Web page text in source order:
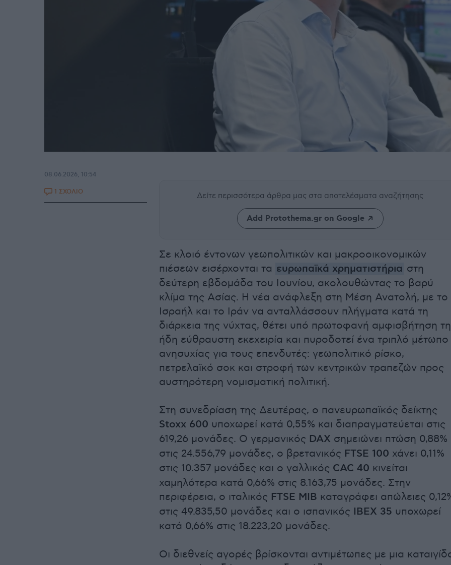
Δείτε περισσότερα άρθρα μας στα αποτελέσματα αναζήτησης
Add Protothema.gr on Google
Σε κλοιό έντονων γεωπολιτικών και μακροοικονομικών
πιέσεων εισέρχονται τα ευρωπαϊκά χρηματιστήρια στη
δεύτερη εβδομάδα του Ιουνίου, ακολουθώντας το βαρύ
κλίμα της Ασίας. Η νέα ανάφλεξη στη Μέση Ανατολή, με το
Ισραήλ και το Ιράν να ανταλλάσσουν πλήγματα κατά τη
διάρκεια της νύχτας, θέτει υπό πρωτοφανή αμφισβήτηση
ήδη εύθραυστη εκεχειρία και πυροδοτεί ένα τριπλό μέτωπο
ανησυχίας για τους επενδυτές: γεωπολιτικό ρίσκο,
πετρελαϊκό σοκ και στροφή των κεντρικών τραπεζών προς
αυστηρότερη νομισματική πολιτική.
Στη συνεδρίαση της Δευτέρας, ο πανευρωπαϊκός δείκτης
Stoxx 600 υποχωρεί κατά 0,55% και διαπραγματεύεται στις
619,26 μονάδες. Ο γερμανικός DAX σημειώνει πτώση 0,88%
στις 24.556,79 μονάδες, ο βρετανικός FTSE 100 χάνει 0,11%
στις 10.357 μονάδες και ο γαλλικός CAC 40 κινείται
χαμηλότερα κατά 0,66% στις 8.163,75 μονάδες. Στην
περιφέρεια, ο ιταλικός FTSE MIB καταγράφει απώλειες
στις 49.835,50 μονάδες και ο ισπανικός IBEX 35 υποχωρεί
κατά 0,66% στις 18.223,20 μονάδες.
Οι διεθνείς αγορές βρίσκονται αντιμέτωπες με μια
08.06.2026, 10:54
1 ΣΧΟΛΙΟ